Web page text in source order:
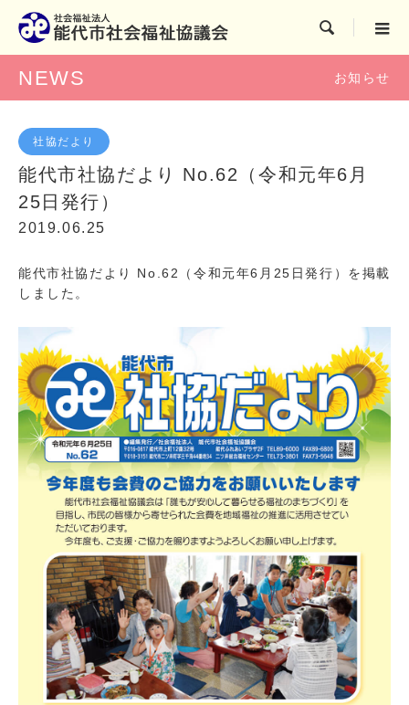

NEWS お知らせ
社協だより
能代市社協だより No.62（令和元年6月
25日発行）
2019.06.25
能代市社協だより No.62（令和元年6月25日発行）を掲載
しました。